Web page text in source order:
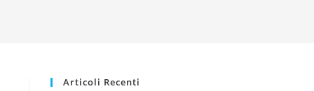
Articoli Recenti